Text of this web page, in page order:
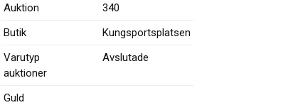
Auktion
340
Butik
Kungsportsplatsen
Varutyp
Avslutade
auktioner
Guld